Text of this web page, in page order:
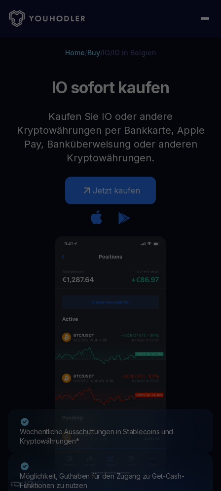
Home/Buy/IO/IO in Belgien
IO sofort kaufen
Kaufen Sie IO oder andere
Kryptowährungen per Bankkarte, Apple
Pay, Banküberweisung oder anderen
Kryptowährungen.
Jetzt kaufen
Wöchentliche Ausschüttungen in Stablecoins und
Kryptowährungen*
Möglichkeit, Guthaben für den Zugang zu Get-Cash-
Funktionen zu nutzen
IOIO